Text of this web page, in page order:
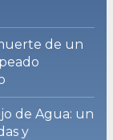
de un
de Agua: un
y